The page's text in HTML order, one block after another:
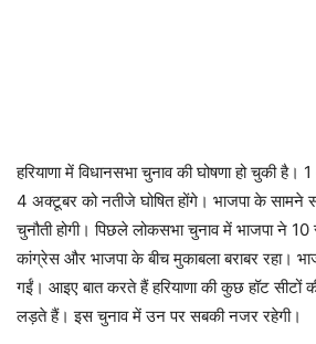
हरियाणा में विधानसभा चुनाव की घोषणा हो चुकी है।
4 अक्टूबर को नतीजे घोषित होंगे। भाजपा के सामने
चुनौती होगी। पिछले लोकसभा चुनाव में भाजपा ने 10
कांग्रेस और भाजपा के बीच मुकाबला बराबर रहा।
गईं। आइए बात करते हैं हरियाणा की कुछ हॉट सीटों
लड़ते हैं। इस चुनाव में उन पर सबकी नजर रहेगी।